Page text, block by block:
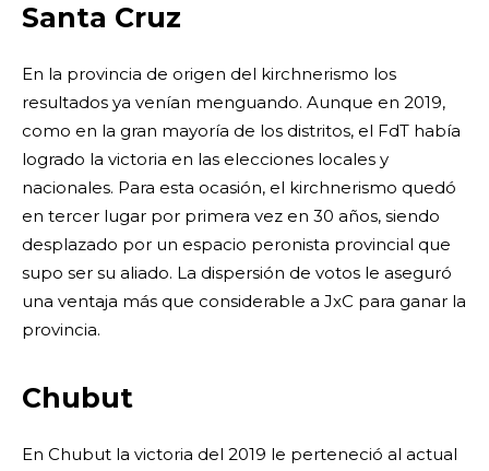
Santa Cruz
En la provincia de origen del kirchnerismo los
resultados ya venían menguando. Aunque en 2019,
como en la gran mayoría de los distritos, el FdT había
logrado la victoria en las elecciones locales y
nacionales. Para esta ocasión, el kirchnerismo quedó
en tercer lugar por primera vez en 30 años, siendo
desplazado por un espacio peronista provincial que
supo ser su aliado. La dispersión de votos le aseguró
una ventaja más que considerable a JxC para ganar la
provincia.
Chubut
En Chubut la victoria del 2019 le perteneció al actual